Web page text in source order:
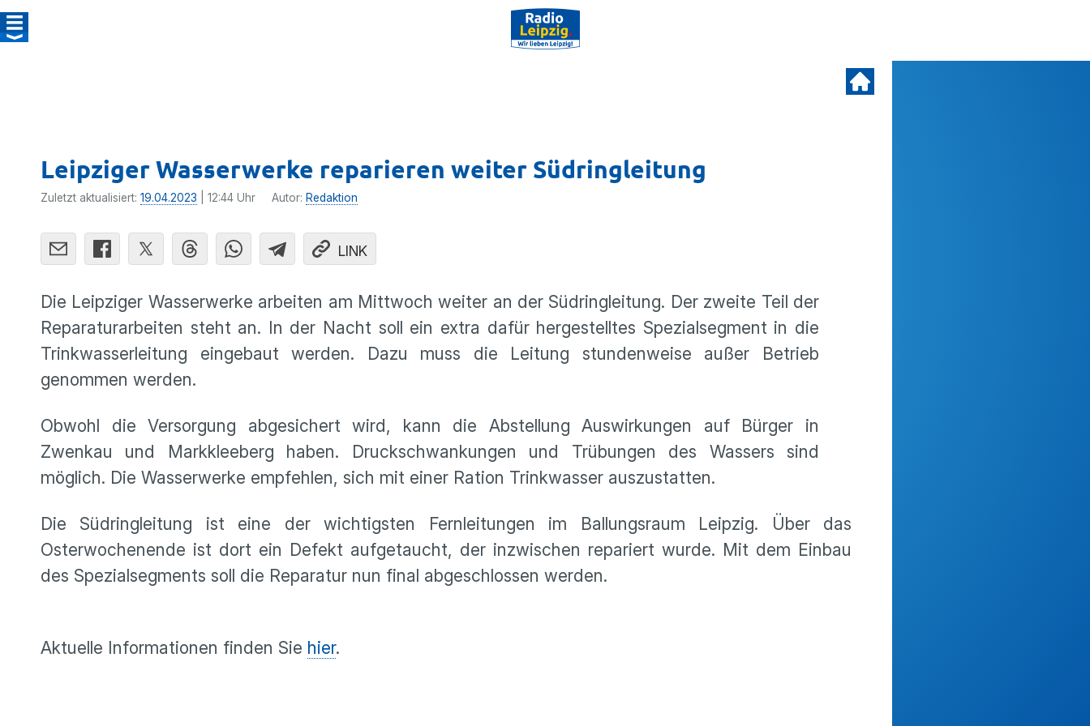
Leipziger Wasserwerke reparieren weiter Südringleitung
Zuletzt aktualisiert: 19.04.2023 | 12:44 Uhr Autor: Redaktion
LINK
Die Leipziger Wasserwerke arbeiten am Mittwoch weiter an der Südringleitung. Der zweite Teil der
Reparaturarbeiten steht an. In der Nacht soll ein extra dafür hergestelltes Spezialsegment in die
Trinkwasserleitung eingebaut werden. Dazu muss die Leitung stundenweise außer Betrieb
genommen werden.
Obwohl die Versorgung abgesichert wird, kann die Abstellung Auswirkungen auf Bürger in
Zwenkau und Markkleeberg haben. Druckschwankungen und Trübungen des Wassers sind
möglich. Die Wasserwerke empfehlen, sich mit einer Ration Trinkwasser auszustatten.
Die Südringleitung ist eine der wichtigsten Fernleitungen im Ballungsraum Leipzig. Über das
Osterwochenende ist dort ein Defekt aufgetaucht, der inzwischen repariert wurde. Mit dem Einbau
des Spezialsegments soll die Reparatur nun final abgeschlossen werden.
Aktuelle Informationen finden Sie hier.